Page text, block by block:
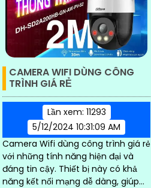
CAMERA WIFI DÙNG CÔNG
TRÌNH GIÁ RẺ
Lần xem: 11293
5/12/2024 10:31:09 AM
Camera Wifi dùng công trình giá rẻ
với những tính năng hiện đại và
đáng tin cậy. Thiết bị này có khả
năng kết nối mạng dễ dàng, giúp